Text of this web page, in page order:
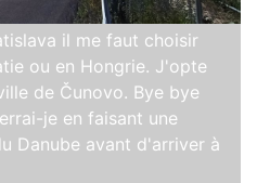
il me faut choisir
ou en Hongrie. J'opte
de Čunovo. Bye bye
je en faisant une
Danube avant d'arriver à